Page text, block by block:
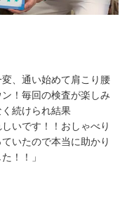
変、通い始めて肩こり腰
！毎回の検査が楽しみ
続けられ結果
いです！！おしゃべり
いたので本当に助かり
！！」